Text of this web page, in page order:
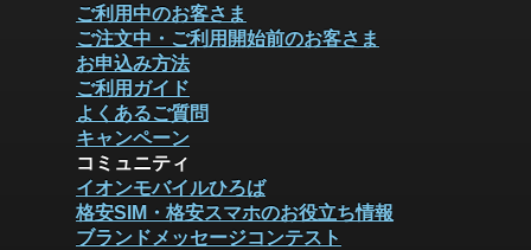
ご利用中のお客さま
ご注文中・ご利用開始前のお客さま
お申込み方法
ご利用ガイド
よくあるご質問
キャンペーン
コミュニティ
イオンモバイルひろば
格安SIM・格安スマホのお役立ち情報
ブランドメッセージコンテスト